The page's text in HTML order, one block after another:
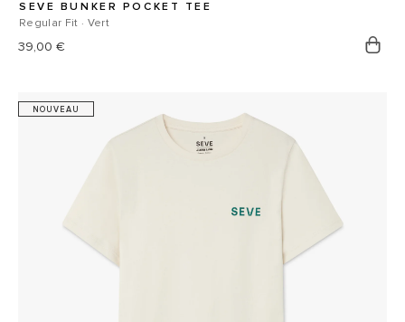
SEVE BUNKER POCKET TEE
Regular Fit · Vert
Prix
39,00 €
NOUVEAU